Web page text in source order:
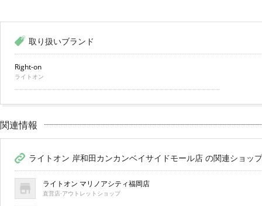
取り扱いブランド
Right-on
ライトオン
関連情報
ライトオン 岸和田カンカンベイサイドモール店 の関連ショップ
ライトオン マリノアシティ福岡店
直営店·アウトレットショップ